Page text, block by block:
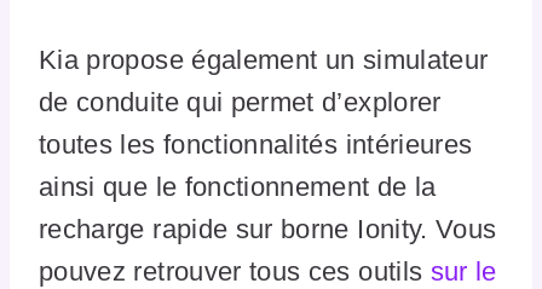
Kia propose également un simulateur
de conduite qui permet d’explorer
toutes les fonctionnalités intérieures
ainsi que le fonctionnement de la
recharge rapide sur borne Ionity. Vous
pouvez retrouver tous ces outils sur le